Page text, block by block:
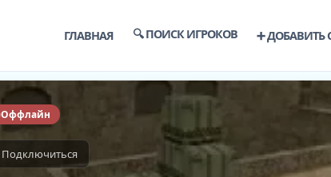
ГЛАВНАЯ 🔍 ПОИСК ИГРОКОВ ➕ ДОБАВИТЬ
Оффлайн
Подключиться